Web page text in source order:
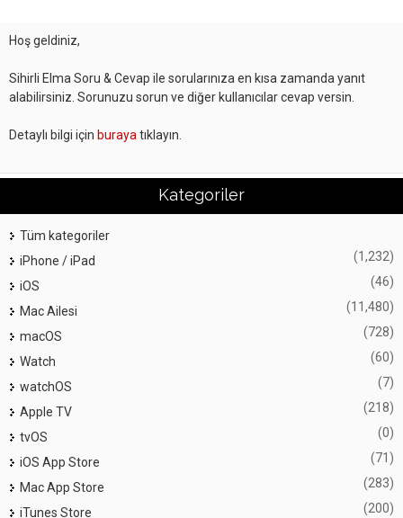
Hoş geldiniz,
Sihirli Elma Soru & Cevap ile sorularınıza en kısa zamanda yanıt
alabilirsiniz. Sorunuzu sorun ve diğer kullanıcılar cevap versin.
Detaylı bilgi için buraya tıklayın.
Kategoriler
Tüm kategoriler
iPhone / iPad
(1,232)
iOS (46)
Mac Ailesi (11,480)
macOS (728)
Watch (60)
watchOS (7)
Apple TV (218)
tvOS (0)
iOS App Store (71)
Mac App Store (283)
iTunes Store (200)